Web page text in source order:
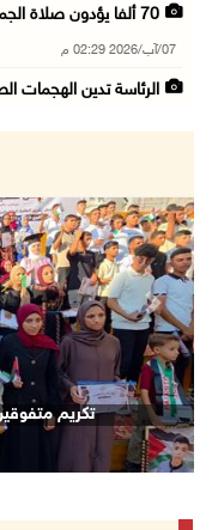
70 ألفا يؤدون صلاة الجمعة في المسجد الأقصى
07/آب/2026 02:29 م
الرئاسة تدين الهجمات
مستعمرون ينفذون
07/آب/2026 02:08 م
أمين عام الجامعة
07/آب/2026 01:41 م
مستعمرون يهاجمون
07/آب/2026 01:38 م
مستعمرون يهاجمون
07/آب/2026 12:08 م
أسعار النفط تواصل
تكريم
Next